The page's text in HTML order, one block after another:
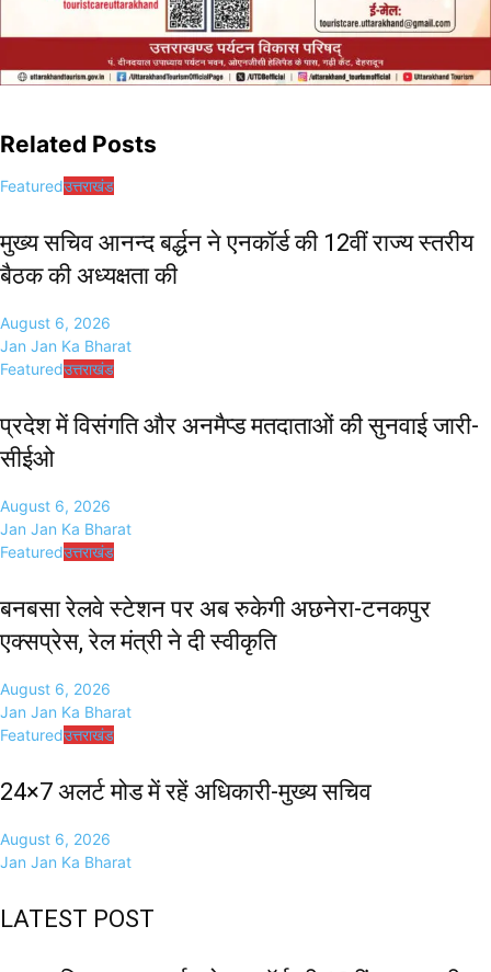
Related Posts
Featuredउत्तराखंड
मुख्य सचिव आनन्द बर्द्धन ने एनकॉर्ड की 12वीं राज्य स्तरीय
बैठक की अध्यक्षता की
August 6, 2026
Jan Jan Ka Bharat
Featuredउत्तराखंड
प्रदेश में विसंगति और अनमैप्ड मतदाताओं की सुनवाई जारी-
सीईओ
August 6, 2026
Jan Jan Ka Bharat
Featuredउत्तराखंड
बनबसा रेलवे स्टेशन पर अब रुकेगी अछनेरा-टनकपुर
एक्सप्रेस, रेल मंत्री ने दी स्वीकृति
August 6, 2026
Jan Jan Ka Bharat
Featuredउत्तराखंड
24×7 अलर्ट मोड में रहें अधिकारी-मुख्य सचिव
August 6, 2026
Jan Jan Ka Bharat
LATEST POST